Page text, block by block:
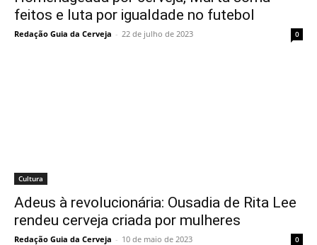
feitos e luta por igualdade no futebol
Redação Guia da Cerveja - 22 de julho de 2023 0
Cultura
Adeus à revolucionária: Ousadia de Rita Lee
rendeu cerveja criada por mulheres
Redação Guia da Cerveja - 10 de maio de 2023 0